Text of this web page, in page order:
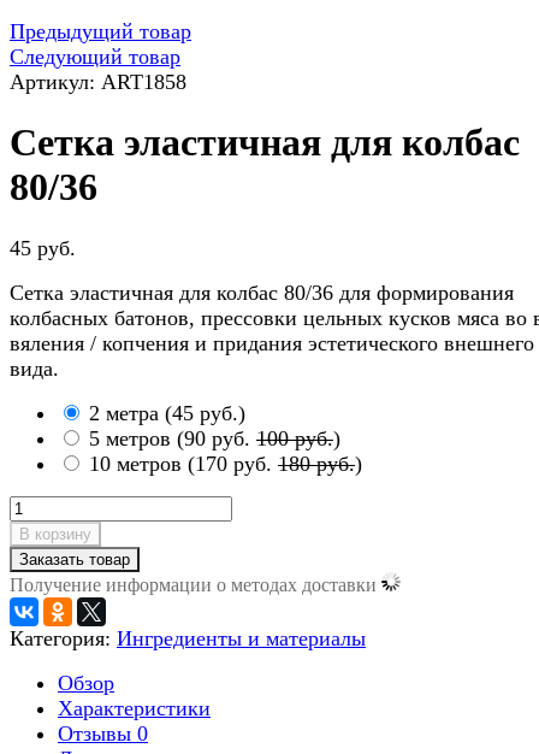
Предыдущий товар
Следующий товар
Артикул: ART1858
Сетка эластичная для колбас
80/36
45 руб.
Сетка эластичная для колбас 80/36 для формирования
колбасных батонов, прессовки цельных кусков мяса во
вяления / копчения и придания эстетического внешнего
вида.
2 метра (45 руб.)
5 метров (90 руб. 100 руб.)
10 метров (170 руб. 180 руб.)
В корзину
Заказать товар
Получение информации о методах доставки
Категория: Ингредиенты и материалы
Обзор
Характеристики
Отзывы 0